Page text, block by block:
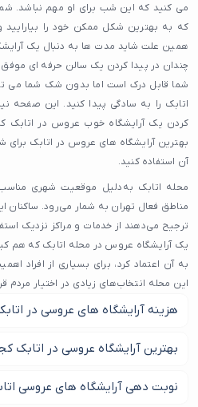
می کنید که این شب برای او مهم نباشد.
که به بهترین شکل ممکن خود را بیارایید
همین علت شاید مدت ها به دنبال یک
چندان در پیدا کردن یک سالن حرفه ای
شما قابل درک است اما بدون شک شما می
اتابک را به سادگی پیدا کنید. این صفحه
کردن یک آرایشگاه خوب عروس در اتابک
بهترین آرایشگاه های عروس در اتابک برای
آن استفاده کنید.
محله اتابک به‌دلیل موقعیت شهری
مناطق فعال تهران به شمار می‌رود. ساکنان
ترجیح می‌دهند از خدمات و مراکز نزدیک
یک آرایشگاه عروس در محله اتابک که هم
به آن اعتماد کرد، برای بسیاری از افراد
این محله انتخاب‌های زیادی در اختیار مردم
نیاز به اطلاعات دقیق دارد.
محله اتابک را در میدانه معرفی کرده
مناسب ارائه دهد، این صفحه می‌تواند
هزینه آرایشگاه های عروسی در
بر اساس هر پکیج و مدل معمولا
بهترین آرایشگاه عروسی در اتابک
از طریق این صفحه یک آرایشگاه
نوبت دهی آرایشگاه های عروسی